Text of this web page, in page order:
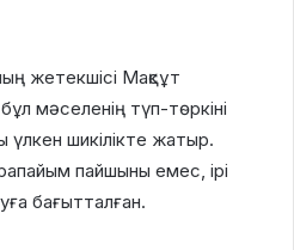
жетекшісі Мақсұт
мәселенің түп-төркіні
үлкен шикілікте жатыр.
пайшыны емес, ірі
бағытталған.